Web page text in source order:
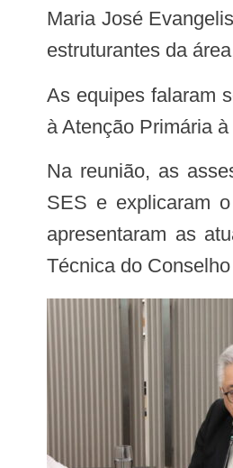
Maria José
estruturantes da
As equipes falaram sobre as perspectivas de atuação na secretaria e ouviu as principais necessidades dos estados em relação
à Atenção Primária
Na reunião, as assessoras técnicas do Conass Luciana Vieira e Luciana Tolêdo, também conversaram com os técnicos das
SES e explicaram
apresentaram as
Técnica do